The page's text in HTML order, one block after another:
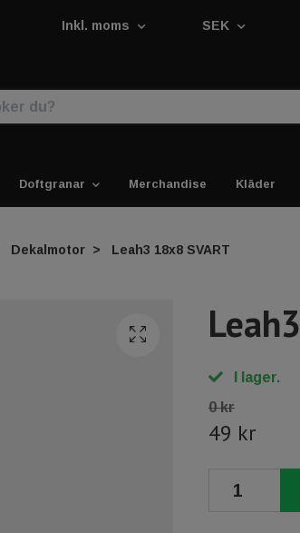
Inkl. moms SEK
Doftgranar Merchandise Kläder
Dekalmotor Leah3 18x8 SVART
I lager.
0 kr
49 kr